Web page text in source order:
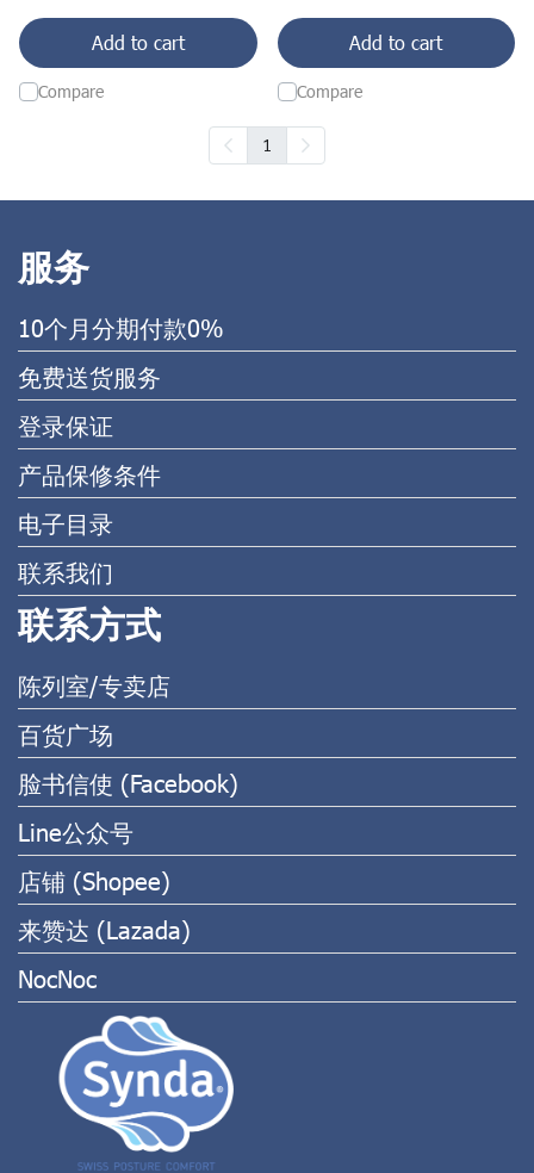
Add to cart
Compare
Add to cart
Compare
1
服务
10个月分期付款0%
免费送货服务
登录保证
产品保修条件
电子目录
联系我们
联系方式
陈列室/专卖店
百货广场
脸书信使 (Facebook)
Line公众号
店铺 (Shopee)
来赞达 (Lazada)
NocNoc